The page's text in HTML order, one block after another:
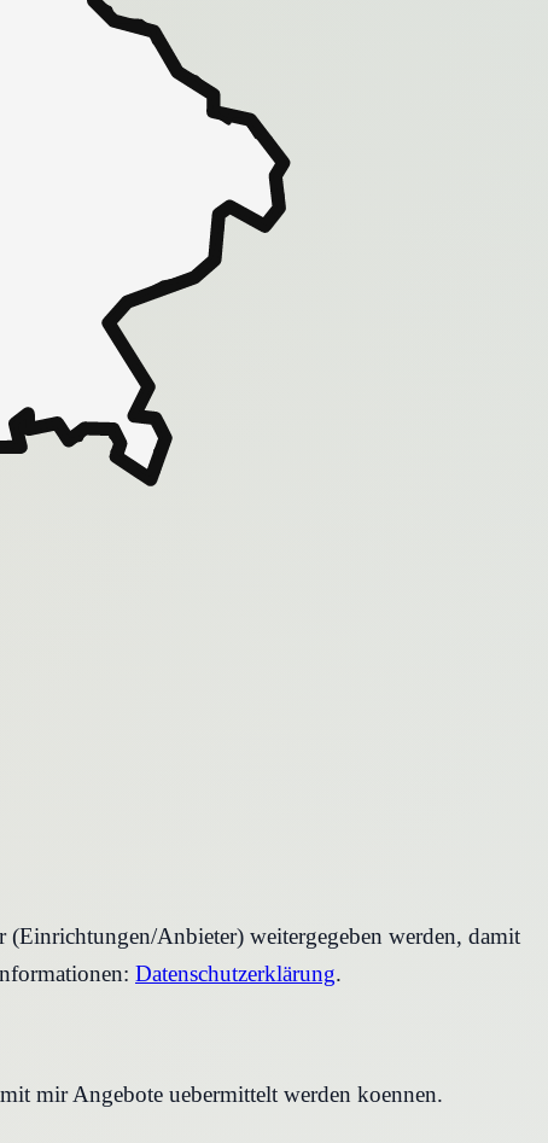
(Einrichtungen/Anbieter) weitergegeben werden, damit
Datenschutzerklärung.
mir Angebote uebermittelt werden koennen.